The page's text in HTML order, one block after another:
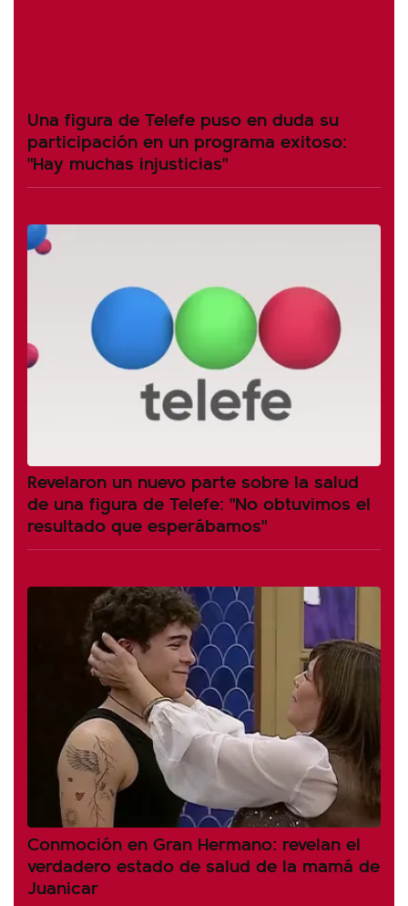
Una figura de Telefe puso en duda su
participación en un programa exitoso:
"Hay muchas injusticias"
Revelaron un nuevo parte sobre la salud
de una figura de Telefe: "No obtuvimos el
resultado que esperábamos"
Conmoción en Gran Hermano: revelan el
verdadero estado de salud de la mamá de
Juanicar